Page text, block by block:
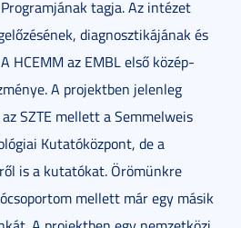
tagja. Az intézet
diagnosztikájának és
HCEMM az EMBL első közép-
A projektben jelenleg
SZTE mellett a Semmelweis
Kutatóközpont, de a
is a kutatókat. Örömünkre
mellett már egy másik